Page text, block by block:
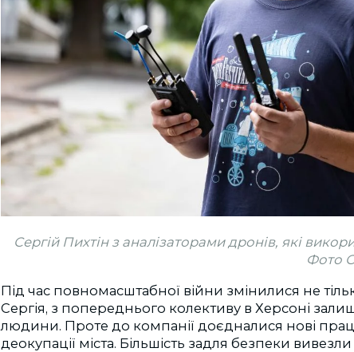
Сергій Пихтін з аналізаторами дронів, які
Фото
Під час повномасштабної війни змінилися не
Сергія, з попереднього колективу в Херсоні
людини. Проте до компанії доєдналися нові
деокупації міста. Більшість задля безпеки вивезли